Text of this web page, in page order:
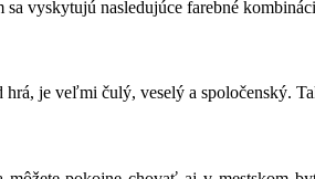
vyskytujú nasledujúce farebné
hrá, je veľmi čulý, veselý a spoločenský.